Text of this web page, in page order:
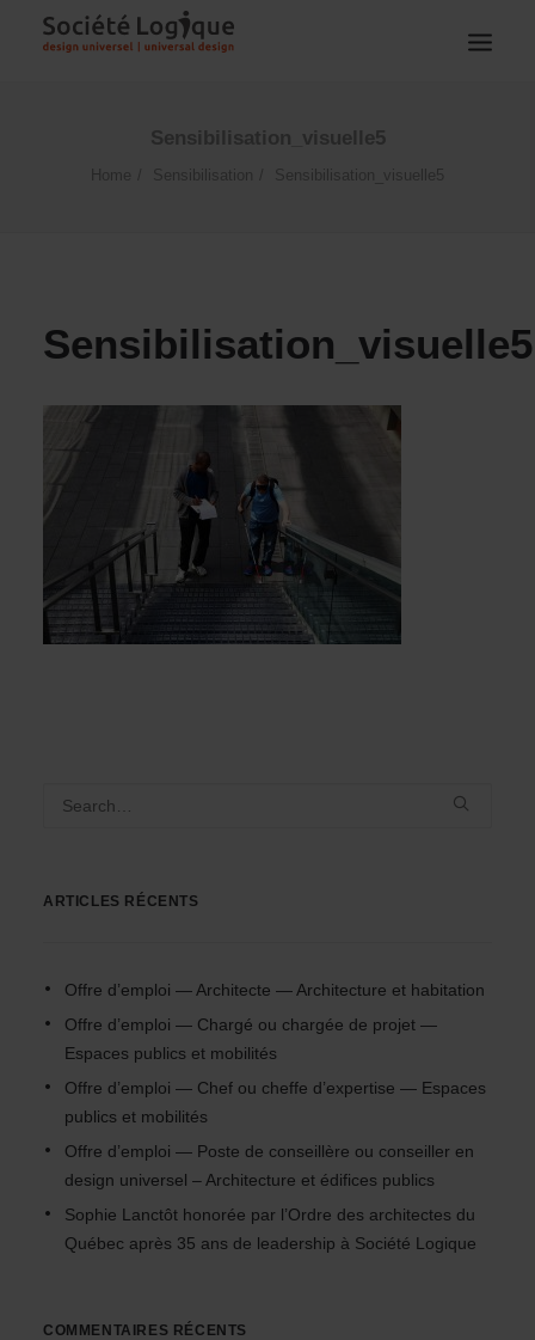
Sensibilisation_visuelle5
Home Sensibilisation Sensibilisation_visuelle5
Sensibilisation_visuelle5
ARTICLES RÉCENTS
Offre d’emploi — Architecte — Architecture et habitation
Offre d’emploi — Chargé ou chargée de projet —
Espaces publics et mobilités
Offre d’emploi — Chef ou cheffe d’expertise — Espaces
publics et mobilités
Offre d’emploi — Poste de conseillère ou conseiller en
design universel – Architecture et édifices publics
Sophie Lanctôt honorée par l’Ordre des architectes du
Québec après 35 ans de leadership à Société Logique
COMMENTAIRES RÉCENTS